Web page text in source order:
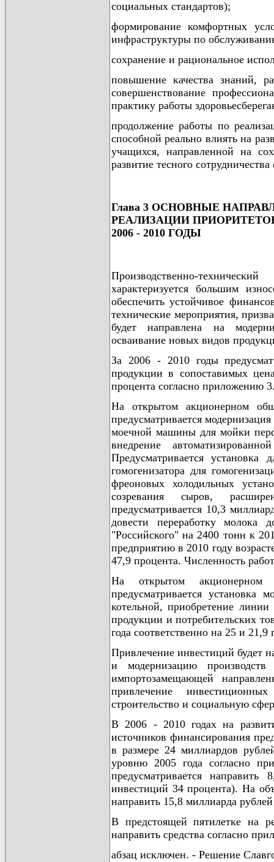
социальных стандартов);
формирование комфортных
инфраструктуры по
сохранение и рациональное
повышение качества знаний,
совершенствование
практику работы
продолжение работы по
способной реально влиять на
учащихся, направленной на
развитие тесного
Глава 3 ОСНОВНЫЕ
РЕАЛИЗАЦИИ
2006 - 2010 ГОДЫ
Производственно-
характеризуется большим
обеспечить устойчивое
технические мероприятия,
будет направлена на
осваивание новых видов
За 2006 - 2010 годы
продукции в сопоставимых
процента согласно приложению
На открытом акционерном
предусматривается
моечной машины для мойки
внедрение
Предусматривается
гомогенизатора для
фреоновых холодильных
созревания сыров,
предусматривается 10,3
довести переработку
"Российского" на 2400 тонн к
предприятию в 2010 году
47,9 процента. Численность
На открытом акционерном
предусматривается установка
котельной, приобретение
продукции и потребительских
года соответственно на 25 и 21,9
Привлечение инвестиций будет
и модернизацию
импортозамещающей
привлечение
строительство и социальную
В 2006 - 2010 годах на
источников финансирования
в размере 24 миллиардов
уровню 2005 года согласно
предусматривается
инвестиций 34 процента). На
направить 15,8 миллиарда
В предстоящей пятилетке на
направить средства согласно
абзац исключен. - Решение